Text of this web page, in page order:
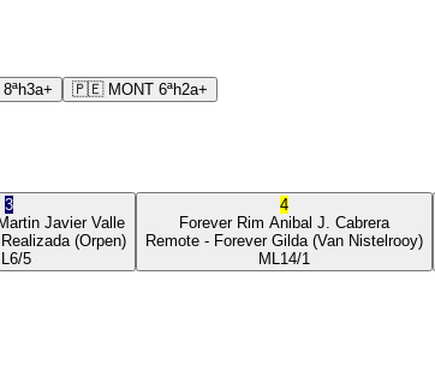
8ªh3a+ 🇵🇪 MONT 6ªh2a+
3
Martin Javier Valle
(Orpen)
6/5
4
Forever Rim Anibal J. Cabrera
Remote - Forever Gilda (Van Nistelrooy)
ML 14/1